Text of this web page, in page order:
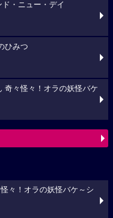
・ニュー・デイ
ひみつ
々怪々！オラの妖怪バケ
々！オラの妖怪バケ～シ